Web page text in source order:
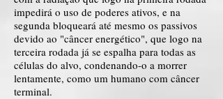
impedirá o uso de poderes ativos, e na
segunda bloqueará até mesmo os passivos
devido ao "câncer energético", que logo na
terceira rodada já se espalha para todas as
células do alvo, condenando-o a morrer
lentamente, como um humano com câncer
terminal.